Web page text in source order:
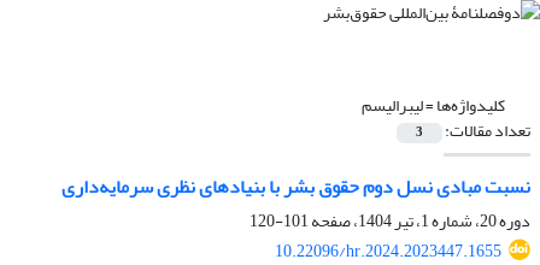
کلیدواژه‌ها =لیبرالیسم
تعداد مقالات: 3
نسبت مبادی نسل دوم حقوق بشر با بنیادهای نظری سرمایه‌داری
دوره 20، شماره 1، تیر 1404، صفحه
101-120
10.22096/hr.2024.2023447.1655